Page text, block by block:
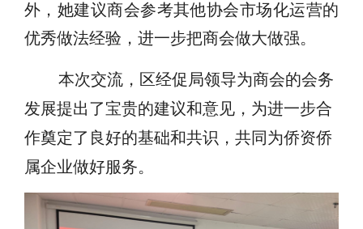
外，她建议商会参考其他协会市场化运营的
优秀做法经验，进一步把商会做大做强。
本次交流，区经促局领导为商会的会务
发展提出了宝贵的建议和意见，为进一步合
作奠定了良好的基础和共识，共同为侨资侨
属企业做好服务。